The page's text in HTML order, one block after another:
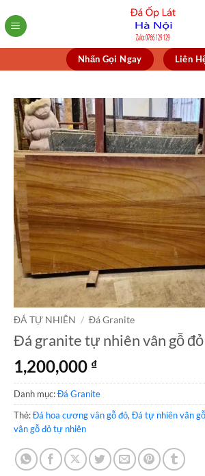
to
Nhấn Gọi Ngay Liên
ĐÁ TỰ NHIÊN / Đá Granite
Đá granite tự nhiên vân gỗ đỏ
1,200,000 ₫
Danh mục:Đá Granite
Thẻ:Đá hoa cương vân gỗ đỏ, Đá tự nhiên vân
vân gỗ đỏ tự nhiên